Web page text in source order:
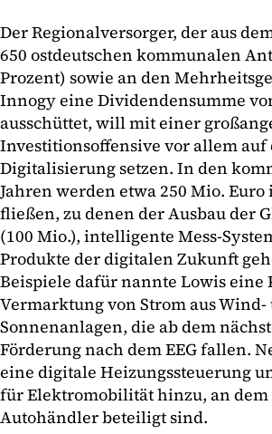
Der Regionalversorger, der aus
650 ostdeutschen kommunalen
Prozent) sowie an den
Innogy eine Dividendensumme
ausschüttet, will mit einer
Investitionsoffensive vor allem auf
Digitalisierung setzen. In den
Jahren werden etwa 250 Mio. Euro
fließen, zu denen der Ausbau der
(100 Mio.), intelligente Mess-
Produkte der digitalen Zukunft
Beispiele dafür nannte Lowis eine
Vermarktung von Strom aus Wind-
Sonnenanlagen, die ab dem
Förderung nach dem EEG fallen.
eine digitale Heizungssteuerung
für Elektromobilität hinzu, an dem
Autohändler beteiligt sind.